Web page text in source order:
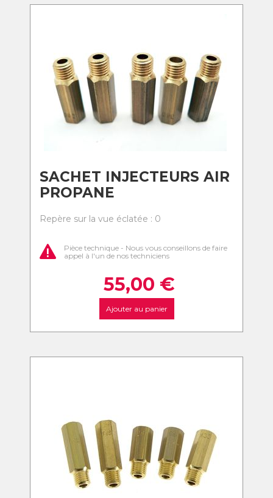
SACHET INJECTEURS AIR
PROPANE
Repère sur la vue éclatée : 0
Pièce technique - Nous vous conseillons de faire
appel à l'un de nos techniciens
55,00 €
Ajouter au panier